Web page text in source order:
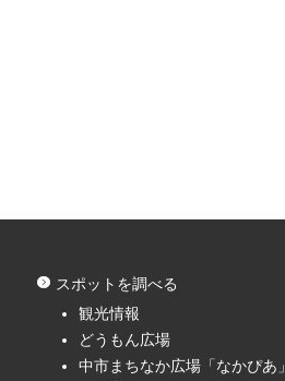
スポットを調べる
観光情報
どうもん広場
中市まちなか広場「なかぴあ」